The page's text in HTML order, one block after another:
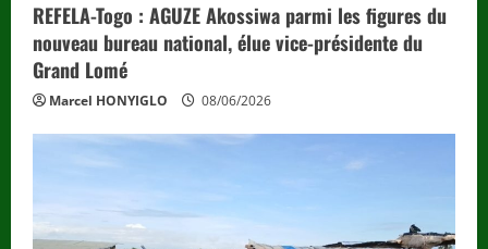
REFELA-Togo : AGUZE Akossiwa parmi les figures du
nouveau bureau national, élue vice-présidente du
Grand Lomé
Marcel HONYIGLO 08/06/2026